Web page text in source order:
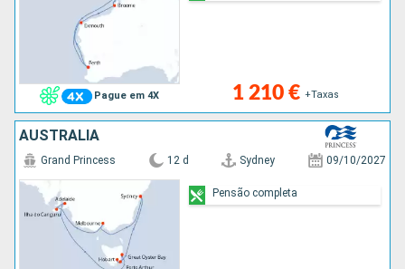
Pague em 4X 1 210 € +Taxas
AUSTRALIA
Grand Princess 12 d Sydney 09/10/2027
Pensão completa